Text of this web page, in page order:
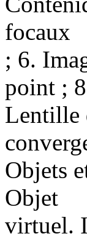
focaux
; 6.
point ;
Lentille
Objets
Objet
virtuel.